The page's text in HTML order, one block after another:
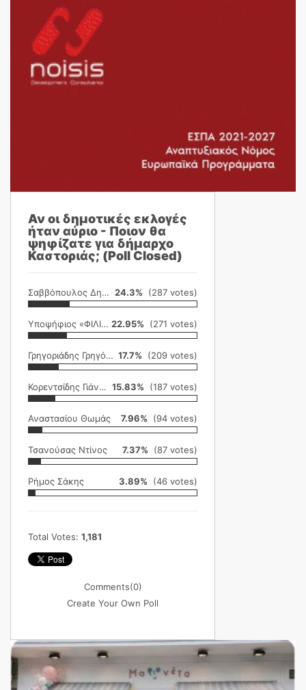
Αν οι δημοτικές εκλογές
ήταν αύριο - Ποιον θα
ψηφίζατε για δήμαρχο
Καστοριάς; (Poll Closed)
Σαββόπουλος Δημήτρης 24.3% (287 votes)
Υποψήφιος «ΦΙΛΙΚΗ ΕΤΑΙΡΕΙΑ» 22.95% (271 votes)
Γρηγοριάδης Γρηγόρης 17.7% (209 votes)
Κορεντσίδης Γιάννης 15.83% (187 votes)
Αναστασίου Θωμάς 7.96% (94 votes)
Τσανούσας Ντίνος 7.37% (87 votes)
Ρήμος Σάκης 3.89% (46 votes)
Total Votes: 1,181
Comments(0)
Create Your Own Poll